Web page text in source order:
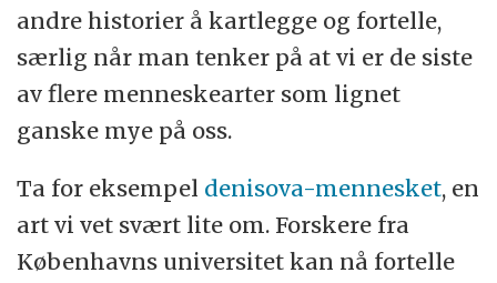
andre historier å kartlegge og fortelle,
særlig når man tenker på at vi er de siste
av flere menneskearter som lignet
ganske mye på oss.
Ta for eksempel denisova-mennesket, en
art vi vet svært lite om. Forskere fra
Københavns universitet kan nå fortelle